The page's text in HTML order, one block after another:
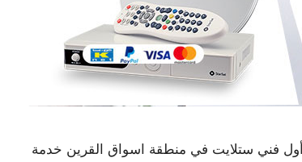
فني ستلايت في منطقة اسواق القرين خدمة